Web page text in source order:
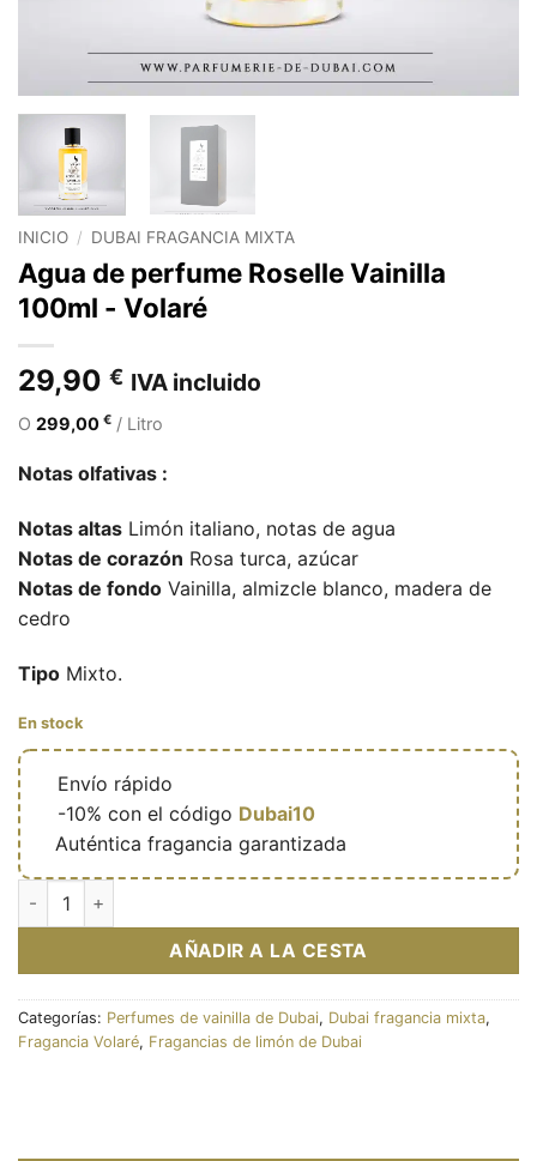
INICIO / DUBAI FRAGANCIA MIXTA
Agua de perfume Roselle Vainilla
100ml - Volaré
29,90 € IVA incluido
O 299,00 € / Litro
Notas olfativas :
Notas altas Limón italiano, notas de agua
Notas de corazón Rosa turca, azúcar
Notas de fondo Vainilla, almizcle blanco, madera de
cedro
Tipo Mixto.
En stock
Envío rápido
-10% con el código Dubai10
Auténtica fragancia garantizada
Eau de parfum Roselle Vanilla 100ml - Volaré cantidad
AÑADIR A LA CESTA
Categorías: Perfumes de vainilla de Dubai, Dubai fragancia mixta,
Fragancia Volaré, Fragancias de limón de Dubai